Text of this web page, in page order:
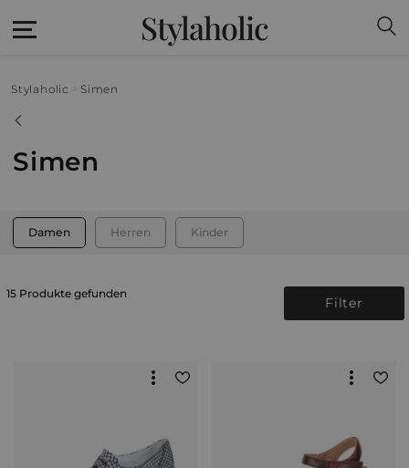
Stylaholic
Stylaholic Simen
Simen
Damen Herren Kinder
15 Produkte gefunden
Filter